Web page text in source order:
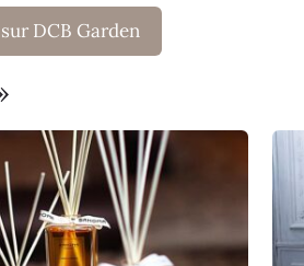
DCB Garden